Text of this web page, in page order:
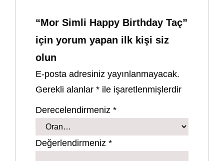
“Mor Simli Happy Birthday Taç”
için yorum yapan ilk kişi siz
olun
E-posta adresiniz yayınlanmayacak.
Gerekli alanlar* ile işaretlenmişlerdir
Derecelendirmeniz*
Değerlendirmeniz*